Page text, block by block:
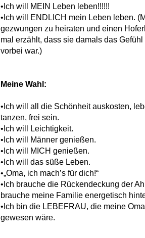
•Ich will MEIN Leben leben!!!!!!
•Ich will ENDLICH mein Leben leben.
gezwungen zu heiraten und einen
mal erzählt, dass sie damals das
vorbei war.)
Meine Wahl:
•Ich will all die Schönheit auskosten,
tanzen, frei sein.
•Ich will Leichtigkeit.
•Ich will Männer genießen.
•Ich will MICH genießen.
•Ich will das süße Leben.
•„Oma, ich mach’s für dich!“
•Ich brauche die Rückendeckung der
brauche meine Familie energetisch
•Ich bin die LEBEFRAU, die meine
gewesen wäre.